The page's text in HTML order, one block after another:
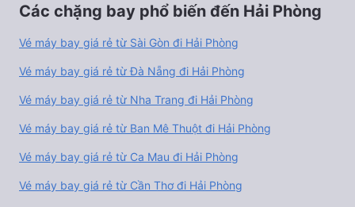
Các chặng bay phổ biến đến Hải Phòng
Vé máy bay giá rẻ từ Sài Gòn đi Hải Phòng
Vé máy bay giá rẻ từ Đà Nẵng đi Hải Phòng
Vé máy bay giá rẻ từ Nha Trang đi Hải Phòng
Vé máy bay giá rẻ từ Ban Mê Thuột đi Hải Phòng
Vé máy bay giá rẻ từ Ca Mau đi Hải Phòng
Vé máy bay giá rẻ từ Cần Thơ đi Hải Phòng